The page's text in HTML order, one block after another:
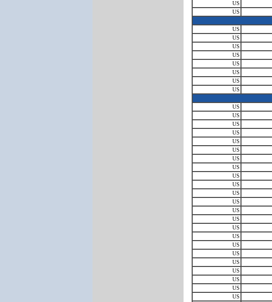
US
US
US
US
US
US
US
US
US
US
US
US
US
US
US
US
US
US
US
US
US
US
US
US
US
US
US
US
US
US
US
US
US